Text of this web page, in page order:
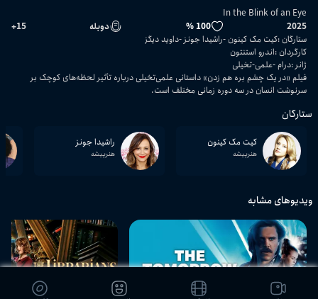
In the Blink of an Eye
2025
100 % دوبله 15
+
ستارگان :کیت مک کینون راشیدا جونز داوید دیگز
کارگردان :اندرو استنتون
ژانر :درام علمی-تخیلی
فیلم «در یک چشم بره هم زدن» داستانی علمی‌تخیلی درباره تأثیر لحظه‌های کوچک بر
سرنوشت انسان در سه دوره زمانی مختلف است.
ستارگان
کیت مک کینون
هنرپیشه
راشیدا جونز
هنرپیشه
ویدیوهای مشابه